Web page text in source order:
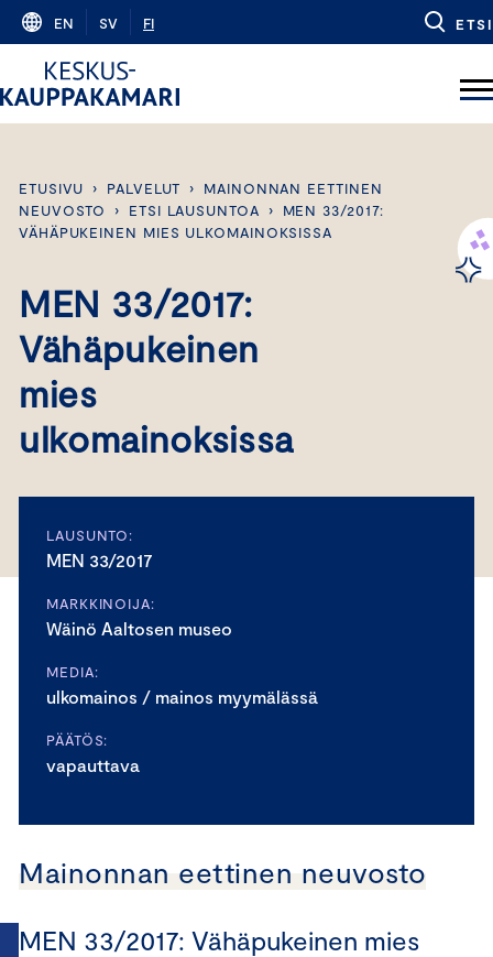
Skip
content
EN SV FI ETSI
ETUSIVU › PALVELUT ›
MAINONNAN EETTINEN
NEUVOSTO
› ETSI LAUSUNTOA ›
MEN 33/2017:
VÄHÄPUKEINEN MIES ULKOMAINOKSISSA
MEN 33/2017:
Vähäpukeinen
mies
ulkomainoksissa
LAUSUNTO:
MEN 33/2017
MARKKINOIJA:
Wäinö Aaltosen museo
MEDIA:
ulkomainos / mainos myymälässä
PÄÄTÖS:
vapauttava
Mainonnan eettinen neuvosto
MEN 33/2017: Vähäpukeinen mies